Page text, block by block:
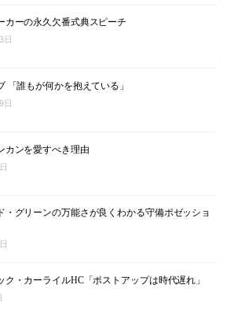
カーの永久欠番式典スピーチ
日
「誰もが何かを抱えている」
日
カンを愛すべき理由
・グリーンの万能さが良くわかる守備ポゼッショ
ク・カーライルHC「ポストアップは時代遅れ」